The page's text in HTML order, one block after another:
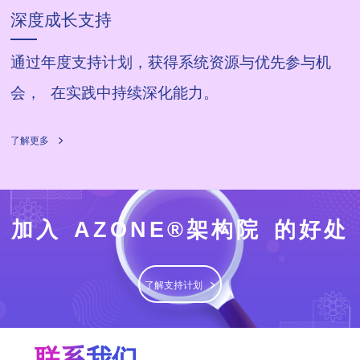
深度成长支持
通过年度支持计划，获得系统资源与优先参与机
会， 在实践中持续深化能力。
了解更多
加入 AZONE®架构院 的好处
了解支持计划